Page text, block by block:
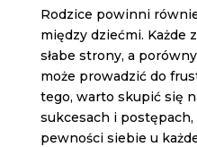
Rodzice powinni
między dziećmi. Każde
słabe strony, a
może prowadzić do
tego, warto skupić się
sukcesach i
pewności siebie u